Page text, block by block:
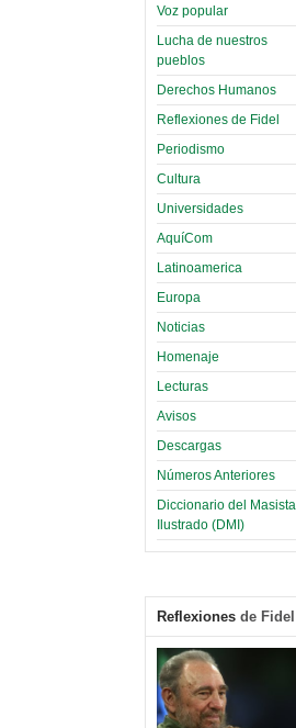
Voz popular
Lucha de nuestros
pueblos
Derechos Humanos
Reflexiones de Fidel
Periodismo
Cultura
Universidades
AquíCom
Latinoamerica
Europa
Noticias
Homenaje
Lecturas
Avisos
Descargas
Números Anteriores
Diccionario del Masista
Ilustrado (DMI)
Reflexiones de Fidel